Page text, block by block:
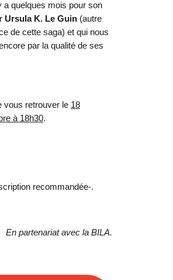
a quelques mois pour son
Ursula K. Le Guin (autre
de cette saga) et qui nous
par la qualité de ses
vous retrouver le 18
à 18h30.
recommandée-.
En partenariat avec la BILA.